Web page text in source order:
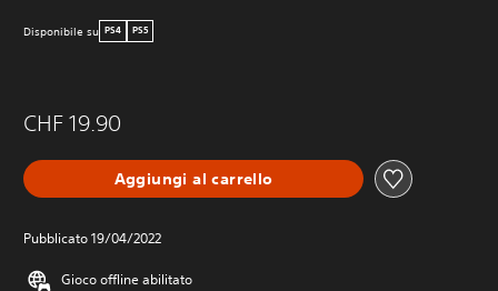
Disponibile su PS4 PS5
CHF 19.90
Aggiungi al carrello
Pubblicato 19/04/2022
Gioco offline abilitato